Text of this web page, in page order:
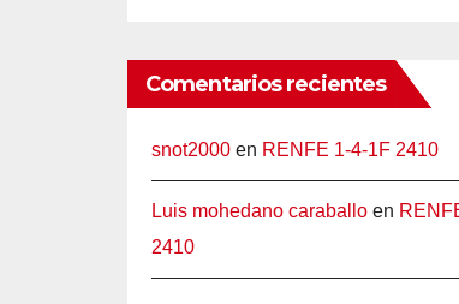
Comentarios recientes
snot2000 en RENFE 1-4-1F 2410
Luis mohedano caraballo en
2410